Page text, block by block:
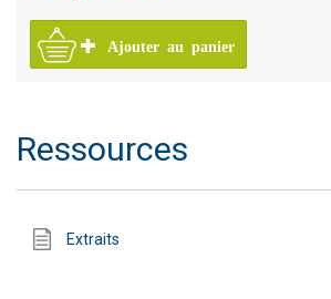
Ajouter au panier
Ressources
Extraits